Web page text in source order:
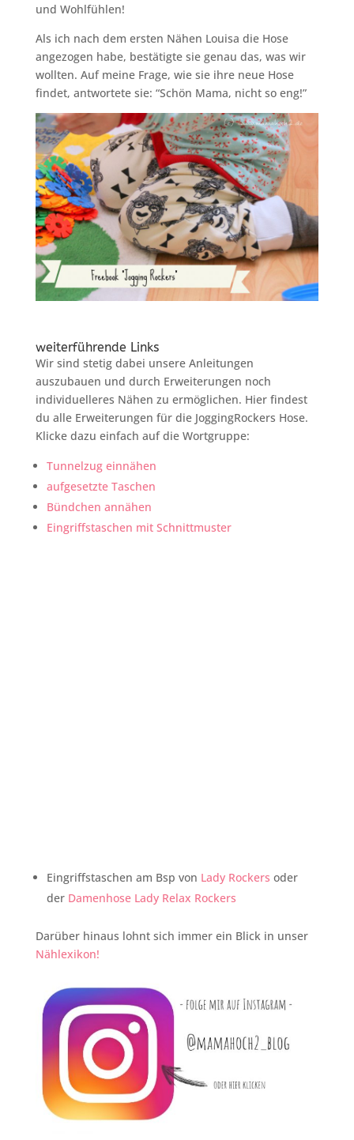
und Wohlfühlen!
Als ich nach dem ersten Nähen Louisa die Hose
angezogen habe, bestätigte sie genau das, was wir
wollten. Auf meine Frage, wie sie ihre neue Hose
findet, antwortete sie: “Schön Mama, nicht so eng!”
weiterführende Links
Wir sind stetig dabei unsere Anleitungen
auszubauen und durch Erweiterungen noch
individuelleres Nähen zu ermöglichen. Hier findest
du alle Erweiterungen für die JoggingRockers Hose.
Klicke dazu einfach auf die Wortgruppe:
Tunnelzug einnähen
aufgesetzte Taschen
Bündchen annähen
Eingriffstaschen mit Schnittmuster
Eingriffstaschen am Bsp von Lady Rockers oder
der Damenhose Lady Relax Rockers
Darüber hinaus lohnt sich immer ein Blick in unser
Nählexikon!